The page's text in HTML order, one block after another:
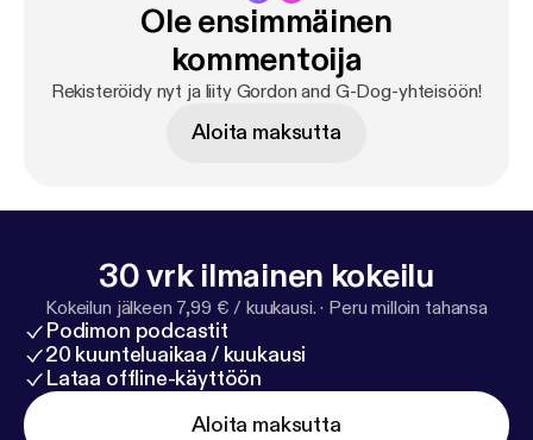
Ole ensimmäinen
kommentoija
Rekisteröidy nyt ja liity Gordon and G-Dog-yhteisöön!
Aloita maksutta
30 vrk ilmainen kokeilu
Kokeilun jälkeen 7,99 € / kuukausi. · Peru milloin tahansa
Podimon podcastit
20 kuunteluaikaa / kuukausi
Lataa offline-käyttöön
Aloita maksutta